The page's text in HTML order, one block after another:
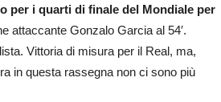
per i quarti di finale del Mondiale per
attaccante Gonzalo Garcia al 54′.
Vittoria di misura per il Real, ma,
in questa rassegna non ci sono più